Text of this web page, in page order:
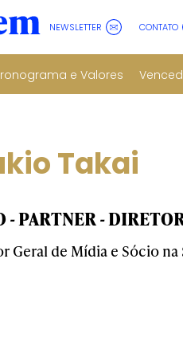
NEWSLETTER CONTATO
e Valores
Takai
- PARTNER -
Geral de Mídia e Sócio na